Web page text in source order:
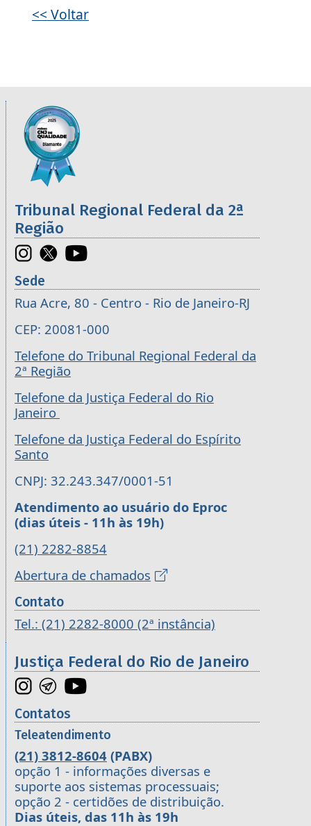
<< Voltar
Informações úteis sobre os órgãos da 2ª
Imagem
Tribunal Regional Federal da 2ª
Região
Sede
Rua Acre, 80 - Centro - Rio de Janeiro-RJ
CEP: 20081-000
Telefone do Tribunal Regional Federal da
2ª Região
Telefone da Justiça Federal do Rio
Janeiro
Telefone da Justiça Federal do Espírito
Santo
CNPJ: 32.243.347/0001-51
Atendimento ao usuário do Eproc
(dias úteis - 11h às 19h)
(21) 2282-8854
Abertura de chamados
Contato
Tel.: (21) 2282-8000 (2ª instância)
Justiça Federal do Rio de Janeiro
Contatos
Teleatendimento
(21) 3812-8604 (PABX)
opção 1 - informações diversas e
suporte aos sistemas processuais;
opção 2 - certidões de distribuição.
Dias úteis, das 11h às 19h